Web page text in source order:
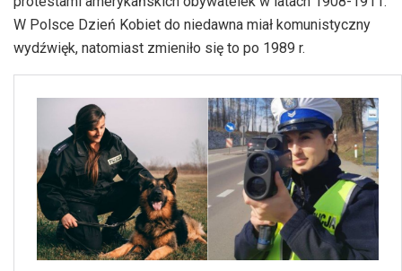
W Polsce Dzień Kobiet do niedawna miał komunistyczny
wydźwięk, natomiast zmieniło się to po 1989 r.